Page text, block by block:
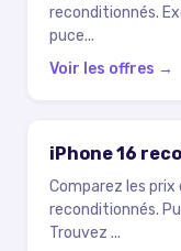
reconditionnés.
puce...
Voir les offres →
iPhone 16
Comparez les prix
reconditionnés.
Trouvez ...